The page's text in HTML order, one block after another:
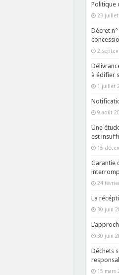
Politique
23 juillet
Décret
2
à édifier
1 juillet
9 août
Une
est
15
Garantie
24
La
30 juin
30 juin
Déchets
15 mars